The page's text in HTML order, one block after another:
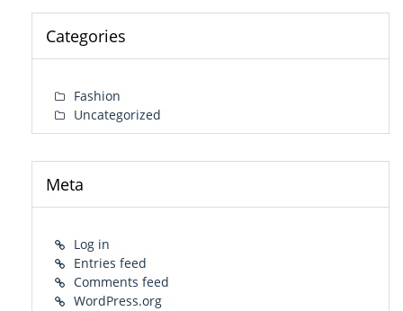
Categories
Fashion
Uncategorized
Meta
Log in
Entries feed
Comments feed
WordPress.org